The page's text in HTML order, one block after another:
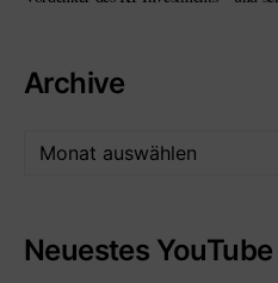
Archive
Neuestes